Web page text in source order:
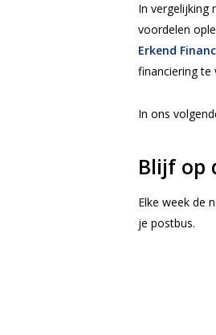
In vergelijking
voordelen
Erkend
financiering te
In ons
Blijf op
Elke week de
je postbus.